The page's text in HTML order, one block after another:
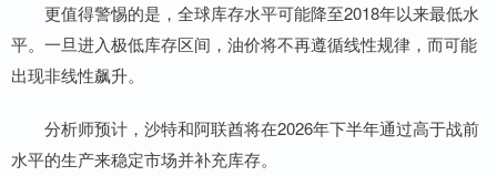
更值得警惕的是，全球库存水平可能降至2018年以来最低水
平。一旦进入极低库存区间，油价将不再遵循线性规律，而可能
出现非线性飙升。
分析师预计，沙特和阿联酋将在2026年下半年通过高于战前
水平的生产来稳定市场并补充库存。